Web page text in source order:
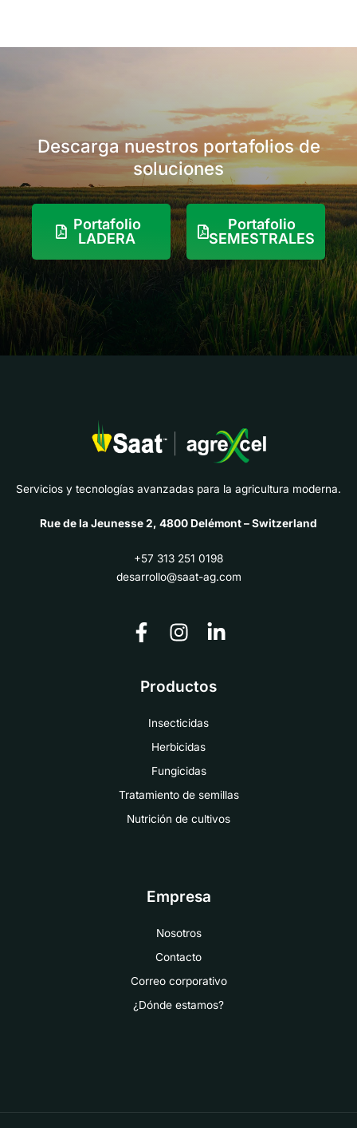
infecciones.
Descarga nuestros portafolios de
soluciones
Portafolio
LADERA
Portafolio
SEMESTRALES
Servicios y tecnologías avanzadas para la agricultura moderna.
Rue de la Jeunesse 2, 4800 Delémont – Switzerland
+57 313 251 0198
desarrollo@saat-ag.com
Productos
Insecticidas
Herbicidas
Fungicidas
Tratamiento de semillas
Nutrición de cultivos
Empresa
Nosotros
Contacto
Correo corporativo
¿Dónde estamos?